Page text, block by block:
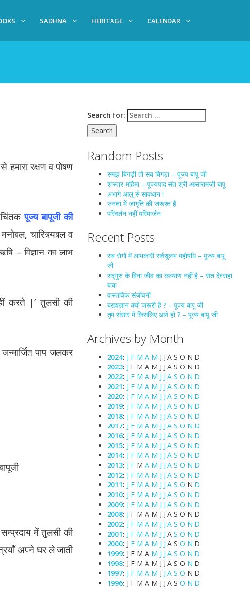
SADHNA HERITAGE CALENDAR
रक्षण व पोषण
पूज्य बापूजी की
चारित्र्यबल व
– विज्ञान का लाभ
करते |’ तुलसी की
पाप जलकर
में तुलसी की
अपने घर ले जाती
Search for:
Random Posts
समझ बिगड़ी तो सब बिगड़ा – पूज्य बापू जी
शास्त्र-महिमा – पूज्यपाद संत श्री आसारामजी बापू
अभागे आलू से सावधान !
जनता में जागृति की जरूरत है
परिवर्तन नहीं परिमार्जन
Recent Posts
सब रोगों में लाभकारी सर्वसुलभ महौषधि – पूज्य बापू
जी
सद्गुरु के बिना जीव का कल्याण नहीं है – संत देवराहा
बाबा
वास्तविक संजीवनी
ब्रह्मज्ञान क्यों जरूरी है ? – पूज्य बापू जी
तुम संसार में किसलिए आये हो ? – पूज्य बापू जी
Archives by Month
2024: J F M A M J J A S O N D
2023: J F M A M J J A S O N D
2022: J F M A M J J A S O N D
2021: J F M A M J J A S O N D
2020: J F M A M J J A S O N D
2019: J F M A M J J A S O N D
2018: J F M A M J J A S O N D
2017: J F M A M J J A S O N D
2016: J F M A M J J A S O N D
2015: J F M A M J J A S O N D
2014: J F M A M J J A S O N D
2013: J F M A M J J A S O N D
2012: J F M A M J J A S O N D
2011: J F M A M J J A S O N D
2010: J F M A M J J A S O N D
2009: J F M A M J J A S O N D
2008: J F M A M J J A S O N D
2002: J F M A M J J A S O N D
2001: J F M A M J J A S O N D
2000: J F M A M J J A S O N D
1999: J F M A M J J A S O N D
1998: J F M A M J J A S O N D
1997: J F M A M J J A S O N D
1996: J F M A M J J A S O N D